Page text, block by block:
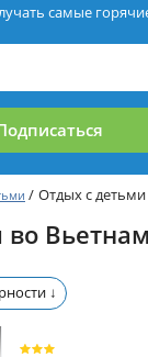
самые
/ Отдых с
↓